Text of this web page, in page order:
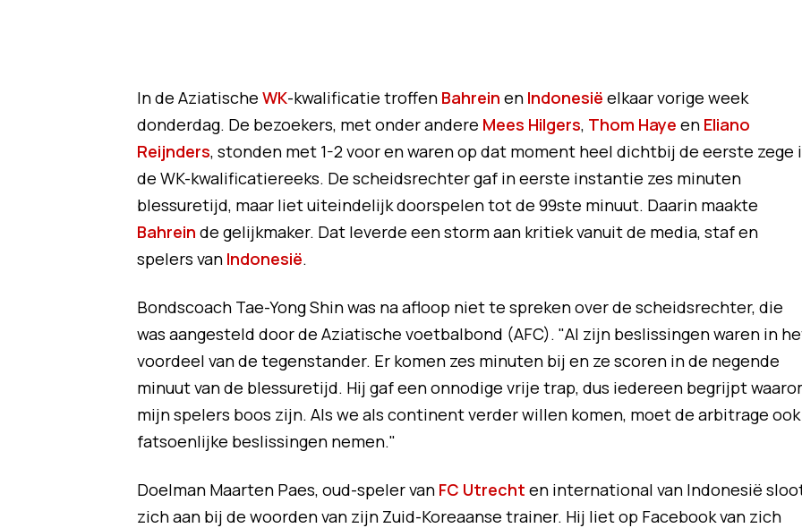
In de Aziatische WK-kwalificatie troffen Bahrein en Indonesië elkaar vorige week
donderdag. De bezoekers, met onder andere Mees Hilgers, Thom Haye en Eliano
Reijnders, stonden met 1-2 voor en waren op dat moment heel dichtbij de eerste zege
de WK-kwalificatiereeks. De scheidsrechter gaf in eerste instantie zes minuten
blessuretijd, maar liet uiteindelijk doorspelen tot de 99ste minuut. Daarin maakte
Bahrein de gelijkmaker. Dat leverde een storm aan kritiek vanuit de media, staf en
spelers van Indonesië.
Bondscoach Tae-Yong Shin was na afloop niet te spreken over de scheidsrechter, die
was aangesteld door de Aziatische voetbalbond (AFC). "Al zijn beslissingen waren in
voordeel van de tegenstander. Er komen zes minuten bij en ze scoren in de negende
minuut van de blessuretijd. Hij gaf een onnodige vrije trap, dus iedereen begrijpt
mijn spelers boos zijn. Als we als continent verder willen komen, moet de arbitrage ook
fatsoenlijke beslissingen nemen."
Doelman Maarten Paes, oud-speler van FC Utrecht en international van Indonesië
zich aan bij de woorden van zijn Zuid-Koreaanse trainer. Hij liet op Facebook van zich